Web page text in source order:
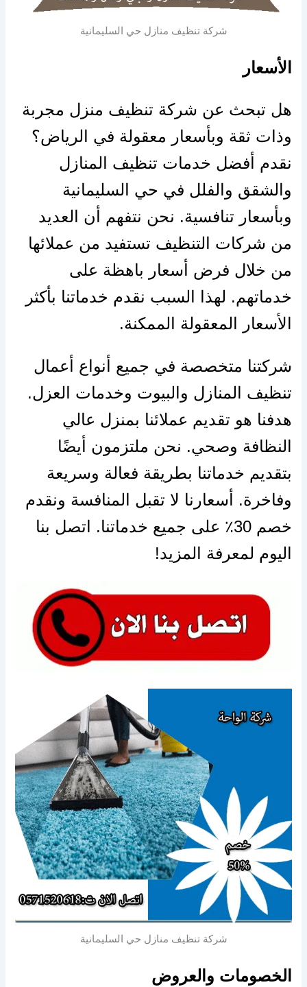
شركة تنظيف منازل حي السليمانية
الأسعار
هل تبحث عن شركة تنظيف منزل مجربة
وذات ثقة وبأسعار معقولة في الرياض؟
نقدم أفضل خدمات تنظيف المنازل
والشقق والفلل في حي السليمانية
وبأسعار تنافسية. نحن نتفهم أن العديد
من شركات التنظيف تستفيد من عملائها
من خلال فرض أسعار باهظة على
خدماتهم. لهذا السبب نقدم خدماتنا بأكثر
الأسعار المعقولة الممكنة.
شركتنا متخصصة في جميع أنواع أعمال
تنظيف المنازل والبيوت وخدمات العزل.
هدفنا هو تقديم عملائنا بمنزل عالي
النظافة وصحي. نحن ملتزمون أيضًا
بتقديم خدماتنا بطريقة فعالة وسريعة
وفاخرة. أسعارنا لا تقبل المنافسة ونقدم
خصم 30٪ على جميع خدماتنا. اتصل بنا
اليوم لمعرفة المزيد!
شركة تنظيف منازل حي السليمانية
الخصومات والعروض